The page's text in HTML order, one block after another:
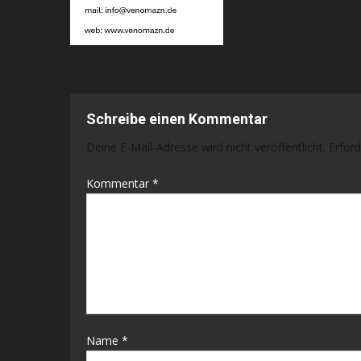
Schreibe einen Kommentar
Deine E-Mail-Adresse wird nicht veröffentlicht.
Kommentar *
Name *